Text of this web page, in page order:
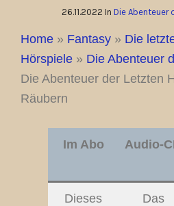
26.11.2022 In Die Abenteuer
Home » Fantasy » Die
Hörspiele » Die Abenteuer
Die Abenteuer der Letzten
Räubern
Im Abo Audio-
Dieses
Das